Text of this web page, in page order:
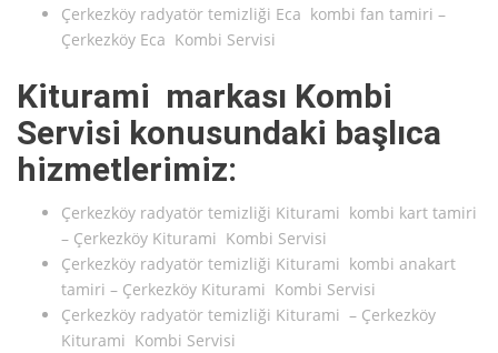
Çerkezköy radyatör temizliği Eca kombi fan tamiri –
Çerkezköy Eca Kombi Servisi
Kiturami markası Kombi
Servisi konusundaki başlıca
hizmetlerimiz:
Çerkezköy radyatör temizliği Kiturami kombi kart tamiri
– Çerkezköy Kiturami Kombi Servisi
Çerkezköy radyatör temizliği Kiturami kombi anakart
tamiri – Çerkezköy Kiturami Kombi Servisi
Çerkezköy radyatör temizliği Kiturami – Çerkezköy
Kiturami Kombi Servisi